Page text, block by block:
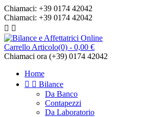
Chiamaci: +39 0174 42042
Chiamaci: +39 0174 42042
 
Carrello Articolo(0) - 0,00 €
Chiamaci ora (+39) 0174 42042
Home
  Bilance
Da Banco
Contapezzi
Da Laboratorio